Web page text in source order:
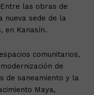
las obras de
nueva sede de la
en Kanasín.
comunitarios,
de
de saneamiento y la
Maya,